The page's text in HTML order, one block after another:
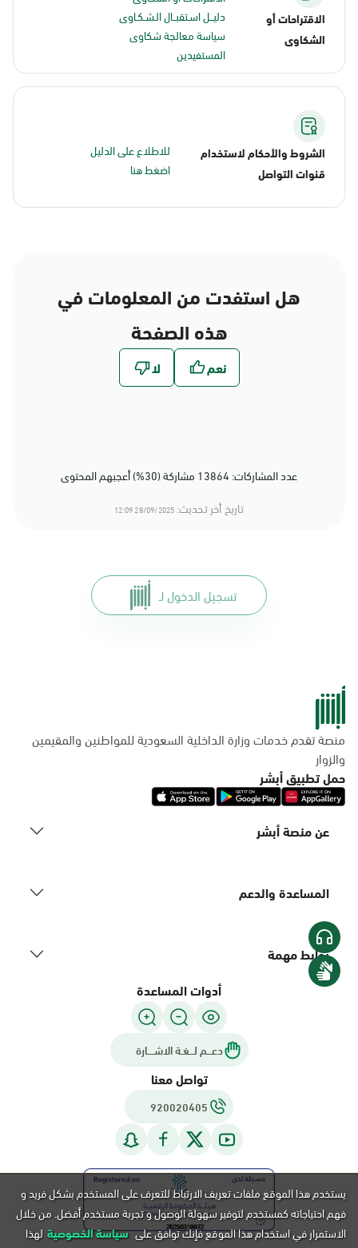
الاقتراحات أو
الشكاوى
دليــل اسـتقبــال الـشـكـاوى
سياسة معالجة شكاوى
المستفيدين
الشروط والأحكام لاستخدام
قنوات التواصل
للاطلاع على الدليل
اضغط هنا
هل استفدت من المعلومات في
هذه الصفحة
عدد المشاركات: 13864 مشاركة (30%) أعجبهم المحتوى
تاريخ أخر تحديث: 28/09/2025 12:09
تسجيل الدخول لـ
منصة تقدم خدمات وزارة الداخلية السعودية للمواطنين والمقيمين
والزوار
حمل تطبيق أبشر
عن منصة أبشر
المساعدة والدعم
روابط مهمة
أدوات المساعدة
دعـــم لـــغـة الاشــــارة
تواصل معنا
920020405
يستخدم هذا الموقع ملفات تعريف الارتباط للتعرف على المستخدم بشكل فريد و
فهم احتياجاته كمستخدم لتوفير سهولة الوصول و تجربة مستخدم أفضل. من خلال
الاستمرار في استخدام هذا الموقع فإنك توافق على سياسة الخصوصية لهذا